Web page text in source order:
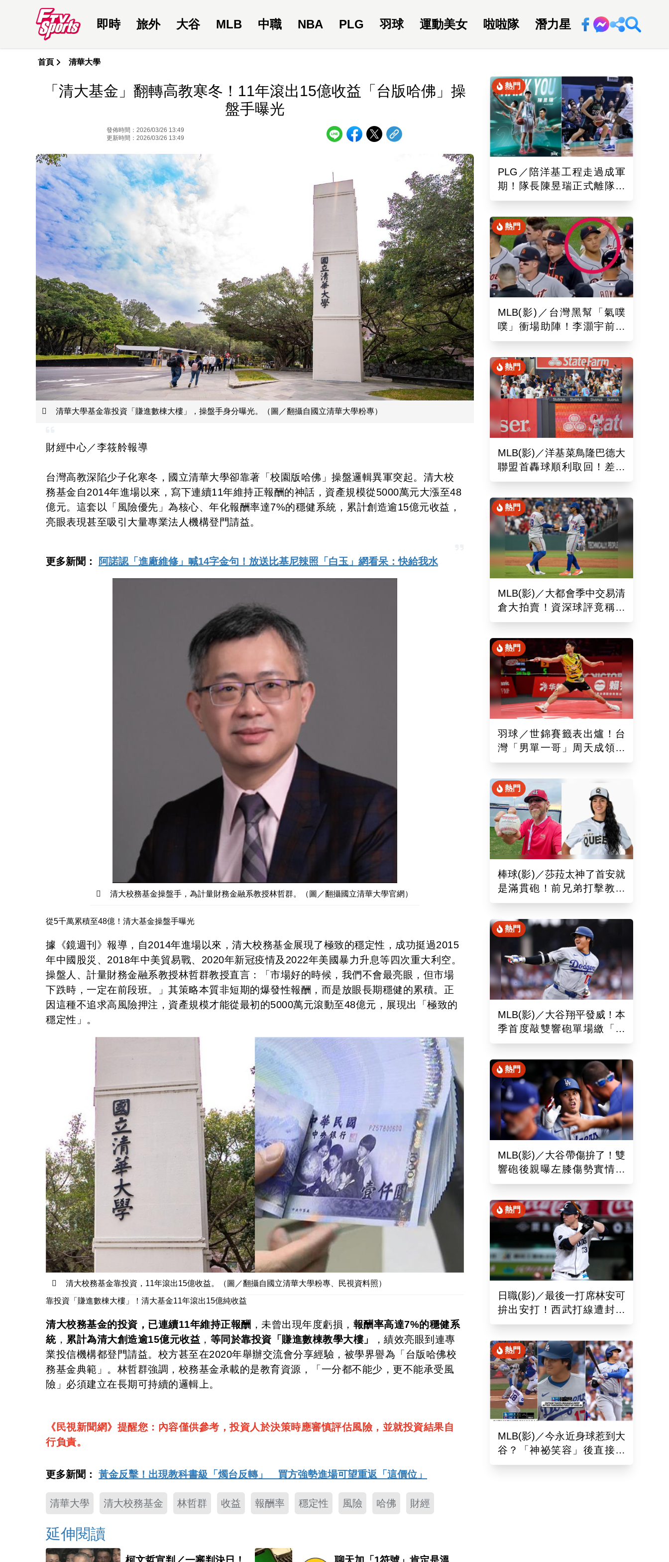
即時 旅外 大谷 MLB 中職 NBA PLG 羽球 運動美女 啦啦隊 潛力星 回新聞網
首頁 清華大學
「清大基金」翻轉高教寒冬！11年滾出15億收益「台版哈佛」操
盤手曝光
發佈時間：2026/03/26 13:49
更新時間：2026/03/26 13:49
清華大學基金靠投資「賺進數棟大樓」，操盤手身分曝光。（圖／翻攝自國立清華大學粉專）
財經中心／李筱舲報導
台灣高教深陷少子化寒冬，國立清華大學卻靠著「校園版哈佛」操盤邏輯異軍突起。清大校
務基金自2014年進場以來，寫下連續11年維持正報酬的神話，資產規模從5000萬元大漲至48
億元。這套以「風險優先」為核心、年化報酬率達7%的穩健系統，累計創造逾15億元收益，
亮眼表現甚至吸引大量專業法人機構登門請益。
更多新聞： 阿諾認「進廠維修」喊14字金句！放送比基尼辣照「白玉」網看呆：快給我水
清大校務基金操盤手，為計量財務金融系教授林哲群。（圖／翻攝國立清華大學官網）
從5千萬累積至48億！清大基金操盤手曝光
據《鏡週刊》報導，自2014年進場以來，清大校務基金展現了極致的穩定性，成功挺過2015
年中國股災、2018年中美貿易戰、2020年新冠疫情及2022年美國暴力升息等四次重大利空。
操盤人、計量財務金融系教授林哲群教授直言：「市場好的時候，我們不會最亮眼，但市場
下跌時，一定在前段班。」其策略本質非短期的爆發性報酬，而是放眼長期穩健的累積。正
因這種不追求高風險押注，資產規模才能從最初的5000萬元滾動至48億元，展現出「極致的
穩定性」。
清大校務基金靠投資，11年滾出15億收益。（圖／翻攝自國立清華大學粉專、民視資料照）
靠投資「賺進數棟大樓」！清大基金11年滾出15億純收益
清大校務基金的投資，已連續11年維持正報酬 ，未曾出現年度虧損， 報酬率高達7%的穩健系
統， 累計為清大創造逾15億元收益 ， 等同於靠投資「賺進數棟教學大樓」
，績效亮眼到連專
業投信機構都登門請益。校方甚至在2020年舉辦交流會分享經驗，被學界譽為「台版哈佛校
務基金典範」。林哲群強調，校務基金承載的是教育資源，「一分都不能少，更不能承受風
險」必須建立在長期可持續的邏輯上。
《民視新聞網》提醒您：內容僅供參考，投資人於決策時應審慎評估風險，並就投資結果自
行負責。
更多新聞： 黃金反擊！出現教科書級「燭台反轉」 買方強勢進場可望重返「這價位」
清華大學 清大校務基金 林哲群 收益 報酬率 穩定性 風險 哈佛 財經
延伸閱讀
熱門
PLG／陪洋基工程走過成軍
期！隊長陳昱瑞正式離隊
球團：感謝全力付出與貢獻
熱門
MLB(影)／台灣黑幫「氣噗
噗」衝場助陣！李灝宇前輩
遭觸身球「引爆大場面」
熱門
MLB(影)／洋基菜鳥隆巴德大
聯盟首轟球順利取回！差點
落入麻煩人物手中
熱門
MLB(影)／大都會季中交易清
倉大拍賣！資深球評竟稱送
出的球員都是「垃圾」
熱門
羽球／世錦賽籤表出爐！台
灣「男單一哥」周天成領軍
率15組台將遠赴印度拚戰
熱門
棒球(影)／莎菈太神了首安就
是滿貫砲！前兄弟打擊教練
締造美國女子職棒聯盟紀錄
熱門
MLB(影)／大谷翔平發威！本
季首度敲雙響砲單場繳「猛
打賞」！道奇依舊苦吞6連敗
熱門
MLB(影)／大谷帶傷拚了！雙
響砲後親曝左膝傷勢實情
「一句話」揭堅持不休兵主
熱門
日職(影)／最後一打席林安可
拚出安打！西武打線遭封鎖
0：8不敵羅德吞2連敗
熱門
MLB(影)／今永近身球惹到大
谷？「神祕笑容」後直接開
轟 日球迷：這笑壓迫感太